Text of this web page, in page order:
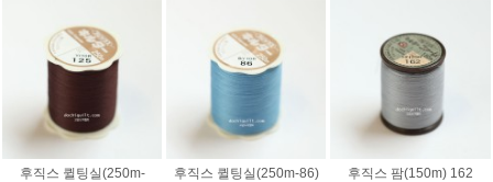
후직스 퀼팅실(250m-
후직스 퀼팅실(250m-86)
후직스 팜(150m) 162